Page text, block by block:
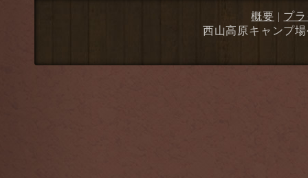
概要 | プ
西山高原キャンプ